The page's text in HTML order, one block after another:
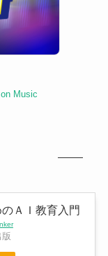
Music
ＡＩ教育入門
版